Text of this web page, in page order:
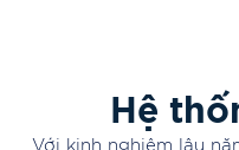
Hệ
Với kinh nghiệm lâu